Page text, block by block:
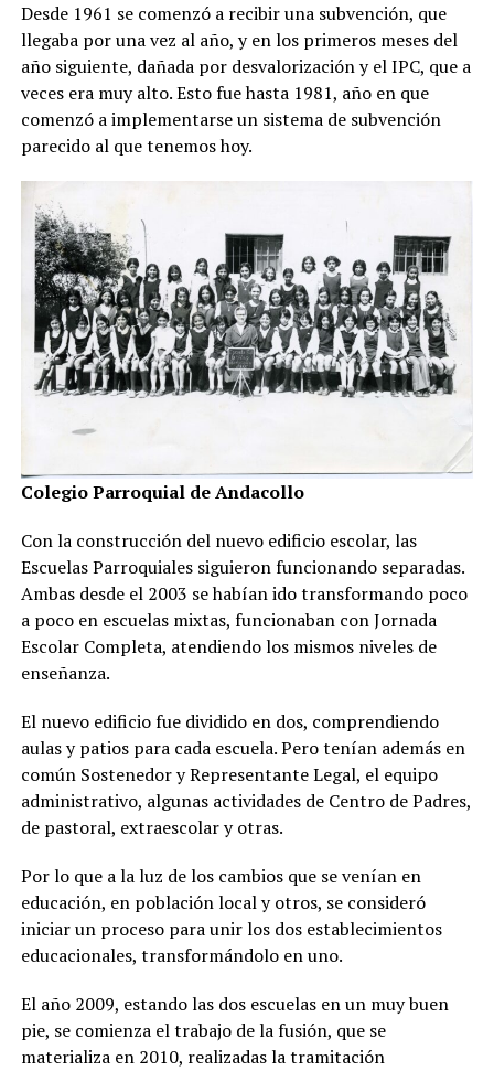
Desde 1961 se comenzó a recibir una subvención, que
llegaba por una vez al año, y en los primeros meses del
año siguiente, dañada por desvalorización y el IPC, que a
veces era muy alto. Esto fue hasta 1981, año en que
comenzó a implementarse un sistema de subvención
parecido al que tenemos hoy.
Colegio Parroquial de Andacollo
Con la construcción del nuevo edificio escolar, las
Escuelas Parroquiales siguieron funcionando separadas.
Ambas desde el 2003 se habían ido transformando poco
a poco en escuelas mixtas, funcionaban con Jornada
Escolar Completa, atendiendo los mismos niveles de
enseñanza.
El nuevo edificio fue dividido en dos, comprendiendo
aulas y patios para cada escuela. Pero tenían además en
común Sostenedor y Representante Legal, el equipo
administrativo, algunas actividades de Centro de Padres,
de pastoral, extraescolar y otras.
Por lo que a la luz de los cambios que se venían en
educación, en población local y otros, se consideró
iniciar un proceso para unir los dos establecimientos
educacionales, transformándolo en uno.
El año 2009, estando las dos escuelas en un muy buen
pie, se comienza el trabajo de la fusión, que se
materializa en 2010, realizadas la tramitación